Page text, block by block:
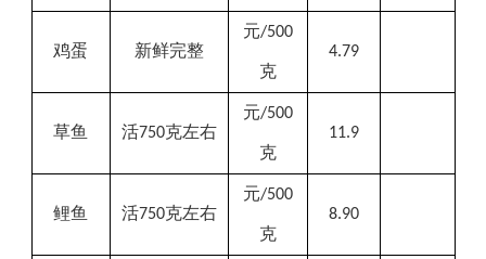
鸡蛋 新鲜完整
元/500
克
4.79
草鱼 活750克左右
元/500
克
11.9
鲤鱼 活750克左右
元/500
克
8.90